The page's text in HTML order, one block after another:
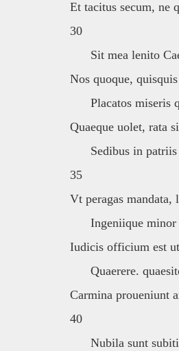
Et tacitus secum, ne
30
Sit mea lenito
Nos quoque,
Placatos miseris
Quaeque uolet, rata
Sedibus in patriis
35
Vt peragas mandata,
Ingeniique minor
Iudicis officium est
Quaerere.
Carmina proueniunt
40
Nubila sunt